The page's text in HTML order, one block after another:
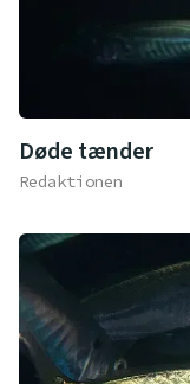
Døde tænder
Redaktionen